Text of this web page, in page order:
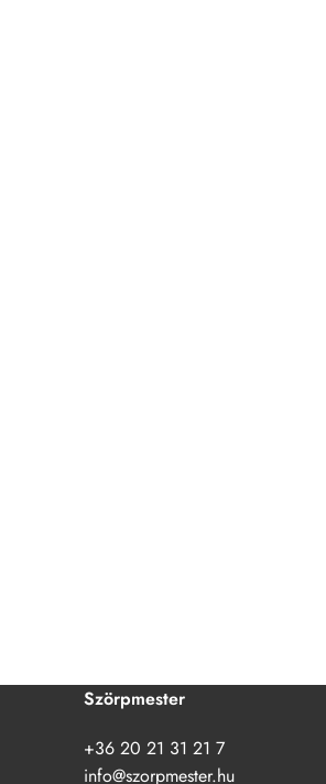
Szörpmester
+36 20 21 31 21 7
info@szorpmester.hu